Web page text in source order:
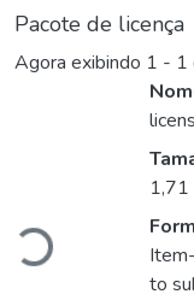
Pacote de licença
Agora exibindo 1 - 1
1,71
to